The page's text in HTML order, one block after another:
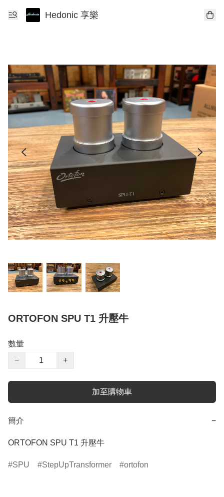
Hedonic 享樂
ORTOFON SPU T1 升壓牛
數量
−
+
加至購物車
簡介 −
ORTOFON SPU T1 升壓牛
SPU StepUpTransformer ortofon